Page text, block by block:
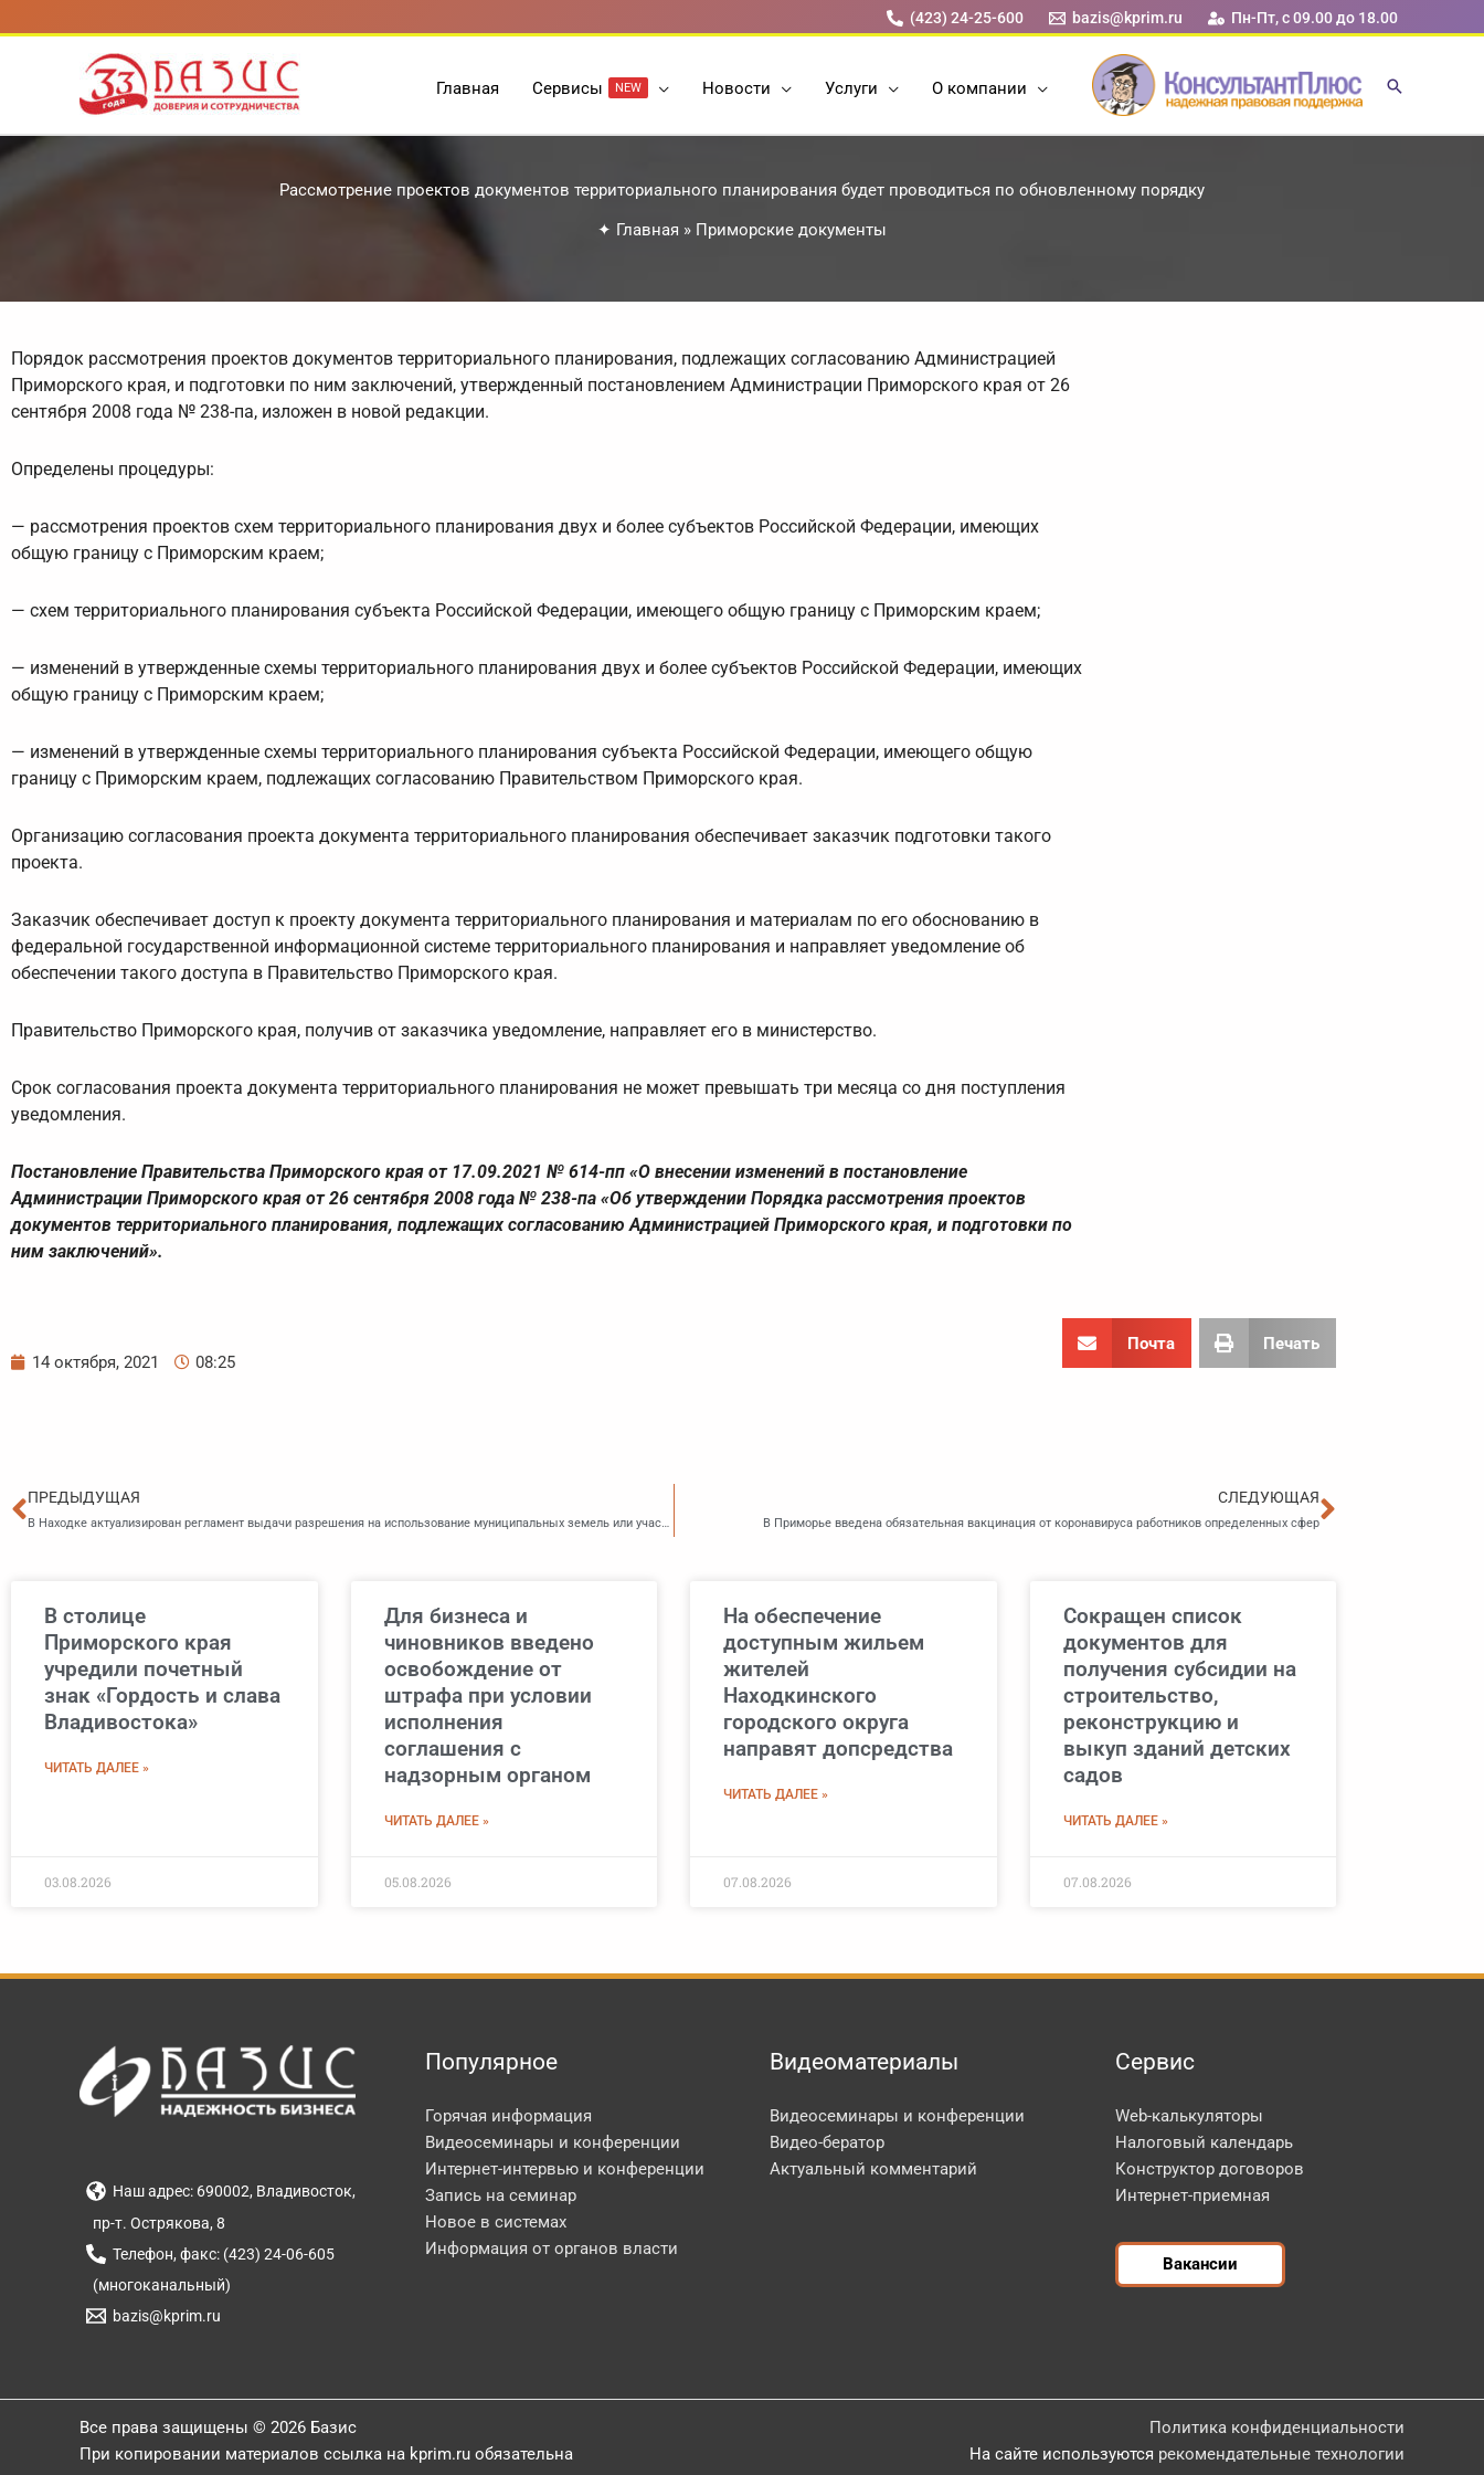
к
содержимому
(423) 24-25-600 bazis@kprim.ru Пн-Пт, с 09.00 до 18.00
Главная Cервисы NEW Новости Услуги О компании
Рассмотрение проектов документов территориального планирования будет проводиться по обновленному порядку
✦ Главная » Приморские документы
Порядок рассмотрения проектов документов территориального планирования, подлежащих согласованию Администрацией
Приморского края, и подготовки по ним заключений, утвержденный постановлением Администрации Приморского края от 26
сентября 2008 года № 238-па, изложен в новой редакции.
Определены процедуры:
— рассмотрения проектов схем территориального планирования двух и более субъектов Российской Федерации, имеющих
общую границу с Приморским краем;
— схем территориального планирования субъекта Российской Федерации, имеющего общую границу с Приморским краем;
— изменений в утвержденные схемы территориального планирования двух и более субъектов Российской Федерации, имеющих
общую границу с Приморским краем;
— изменений в утвержденные схемы территориального планирования субъекта Российской Федерации, имеющего общую
границу с Приморским краем, подлежащих согласованию Правительством Приморского края.
Организацию согласования проекта документа территориального планирования обеспечивает заказчик подготовки такого
проекта.
Заказчик обеспечивает доступ к проекту документа территориального планирования и материалам по его обоснованию в
федеральной государственной информационной системе территориального планирования и направляет уведомление об
обеспечении такого доступа в Правительство Приморского края.
Правительство Приморского края, получив от заказчика уведомление, направляет его в министерство.
Срок согласования проекта документа территориального планирования не может превышать три месяца со дня поступления
уведомления.
Постановление Правительства Приморского края от 17.09.2021 № 614-пп «О внесении изменений в постановление
Администрации Приморского края от 26 сентября 2008 года № 238-па «Об утверждении Порядка рассмотрения проектов
документов территориального планирования, подлежащих согласованию Администрацией Приморского края, и подготовки по
ним заключений».
14 октября, 2021 08:25
Почта Печать
Пред
ПРЕДЫДУЩАЯ
В Находке актуализирован регламент выдачи разрешения на использование муниципальных земель или участка без установления сервитутов
СЛЕДУЮЩАЯ
В Приморье введена обязательная вакцинация от коронавируса работников определенных сфер
В столице
Приморского края
учредили почетный
знак «Гордость и слава
Владивостока»
ЧИТАТЬ ДАЛЕЕ »
03.08.2026
Для бизнеса и
чиновников введено
освобождение от
штрафа при условии
исполнения
соглашения с
надзорным органом
ЧИТАТЬ ДАЛЕЕ »
05.08.2026
На обеспечение
доступным жильем
жителей
Находкинского
городского округа
направят допсредства
ЧИТАТЬ ДАЛЕЕ »
07.08.2026
Сокращен список
документов для
получения субсидии на
строительство,
реконструкцию и
выкуп зданий детских
садов
ЧИТАТЬ ДАЛЕЕ »
07.08.2026
Наш адрес: 690002, Владивосток,
пр-т. Острякова, 8
Телефон, факс: (423) 24-06-605
(многоканальный)
bazis@kprim.ru
Популярное
Горячая информация
Видеосеминары и конференции
Интернет-интервью и конференции
Запись на семинар
Новое в системах
Информация от органов власти
Видеоматериалы
Видеосеминары и конференции
Видео-бератор
Актуальный комментарий
Сервис
Web-калькуляторы
Налоговый календарь
Конструктор договоров
Интернет-приемная
Вакансии
Все права защищены © 2026 Базис
При копировании материалов ссылка на kprim.ru обязательна
Политика конфиденциальности
На сайте используются рекомендательные технологии